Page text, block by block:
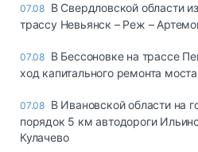
07.08 В Свердловской области
трассу Невьянск – Реж –
07.08 В Бессоновке на трассе
ход капитального ремонта моста
07.08 В Ивановской области на
порядок 5 км автодороги
Кулачево